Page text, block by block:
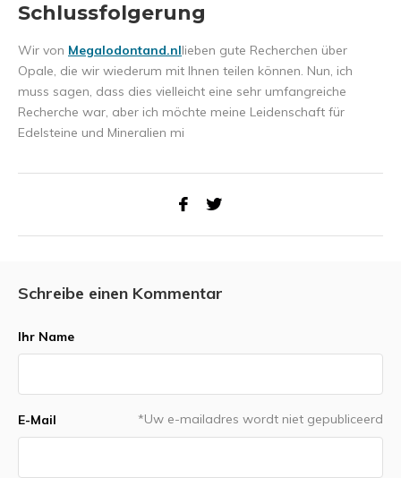
Schlussfolgerung
Wir von Megalodontand.nllieben gute Recherchen über
Opale, die wir wiederum mit Ihnen teilen können. Nun, ich
muss sagen, dass dies vielleicht eine sehr umfangreiche
Recherche war, aber ich möchte meine Leidenschaft für
Edelsteine und Mineralien mi
Schreibe einen Kommentar
Ihr Name
E-Mail *Uw e-mailadres wordt niet gepubliceerd